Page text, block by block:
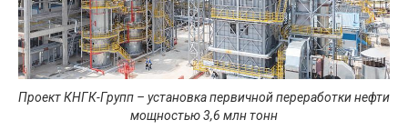
Проект КНГК-Групп – установка первичной переработки нефти
мощностью 3,6 млн тонн